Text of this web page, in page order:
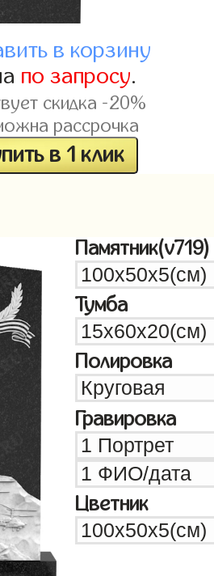
в корзину
по запросу.
скидка -20%
рассрочка
в 1 клик
Памятник(v719)
Тумба
Полировка
Гравировка
Цветник